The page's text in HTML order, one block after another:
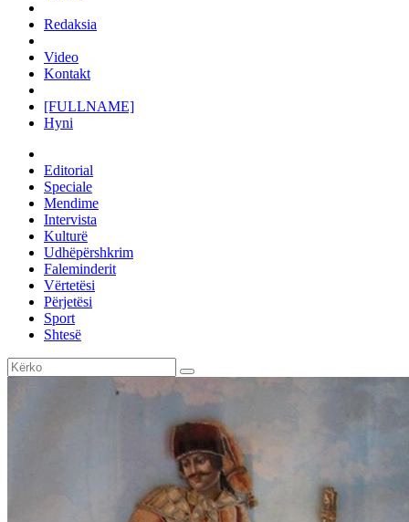
Redaksia
Video
Kontakt
[FULLNAME]
Hyni
Editorial
Speciale
Mendime
Intervista
Kulturë
Udhëpërshkrim
Faleminderit
Vërtetësi
Përjetësi
Sport
Shtesë